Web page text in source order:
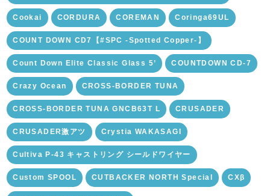
Cookai CORDURA COREMAN Coringa69UL
COUNT DOWN CD7【#SPC -Spotted Copper-】
Count Down Elite Classic Glass 5’ COUNTDOWN CD-7
Crazy Ocean CROSS-BORDER TUNA
CROSS-BORDER TUNA GNCB63T L CRUSADER
CRUSADER激アツ Crystia WAKASAGI
Cultiva P-43 キャストリング シールドワイヤー
Custom SPOOL CUTBACKER NORTH Special CXβ